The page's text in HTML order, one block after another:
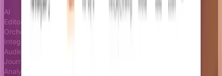
AI
Editor
Orchestrator
Integrations
Audience
Journeys
Analytics
Docs
Blog